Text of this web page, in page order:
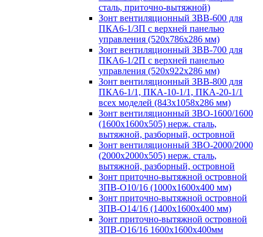
сталь, приточно-вытяжной)
Зонт вентиляционный ЗВВ-600 для
ПКА6-1/3П с верхней панелью
управления (520х786х286 мм)
Зонт вентиляционный ЗВВ-700 для
ПКА6-1/2П с верхней панелью
управления (520х922х286 мм)
Зонт вентиляционный ЗВВ-800 для
ПКА6-1/1, ПКА-10-1/1, ПКА-20-1/1
всех моделей (843х1058х286 мм)
Зонт вентиляционный ЗВО-1600/1600
(1600х1600х505) нерж. сталь,
вытяжной, разборный, островной
Зонт вентиляционный ЗВО-2000/2000
(2000х2000х505) нерж. сталь,
вытяжной, разборный, островной
Зонт приточно-вытяжной островной
ЗПВ-О10/16 (1000х1600х400 мм)
Зонт приточно-вытяжной островной
ЗПВ-О14/16 (1400х1600х400 мм)
Зонт приточно-вытяжной островной
ЗПВ-О16/16 1600х1600х400мм